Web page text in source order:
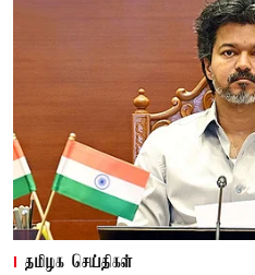
தமிழக செய்திகள்